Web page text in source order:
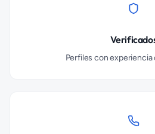
Perfiles con experiencia